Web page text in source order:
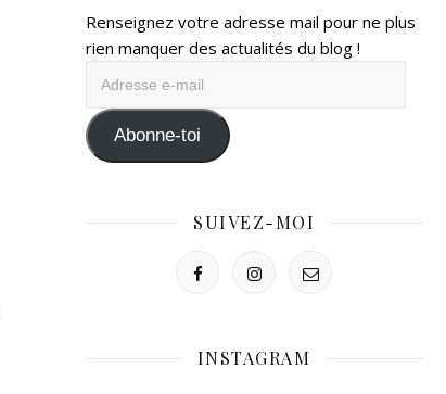
Renseignez votre adresse mail pour ne plus
rien manquer des actualités du blog !
mail Abonne-toi
SUIVEZ-MOI
INSTAGRAM